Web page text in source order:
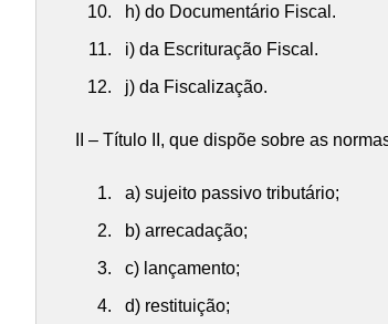
h) do Documentário Fiscal.
i) da Escrituração Fiscal.
j) da Fiscalização.
II – Título II, que dispõe sobre as
a) sujeito passivo tributário;
b) arrecadação;
c) lançamento;
d) restituição;